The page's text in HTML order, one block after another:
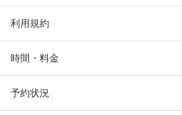
利用規約
時間・料金
予約状況